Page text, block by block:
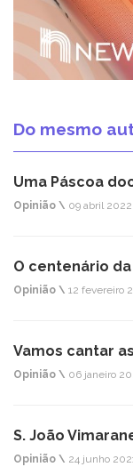
Do mesmo
Uma Páscoa
Opinião \ 09 abril 2022
O centenário
Opinião \ 12 fevereiro
Vamos cantar
Opinião \ 06 janeiro
S. João
Opinião \ 24 junho